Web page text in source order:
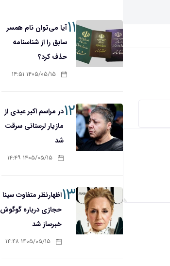
۱۱آیا می‌توان نام همسر
سابق را از شناسنامه
حذف کرد؟
۱۴۰۵/۰۵/۱۵ ۱۴:۵۱
۱۲در مراسم اکبر عبدی از
مازیار لرستانی سرقت
شد
۱۴۰۵/۰۵/۱۵ ۱۴:۴۹
۱۳اظهارنظر متفاوت سینا
حجازی درباره گوگوش
خبرساز شد
۱۴۰۵/۰۵/۱۵ ۱۴:۴۸